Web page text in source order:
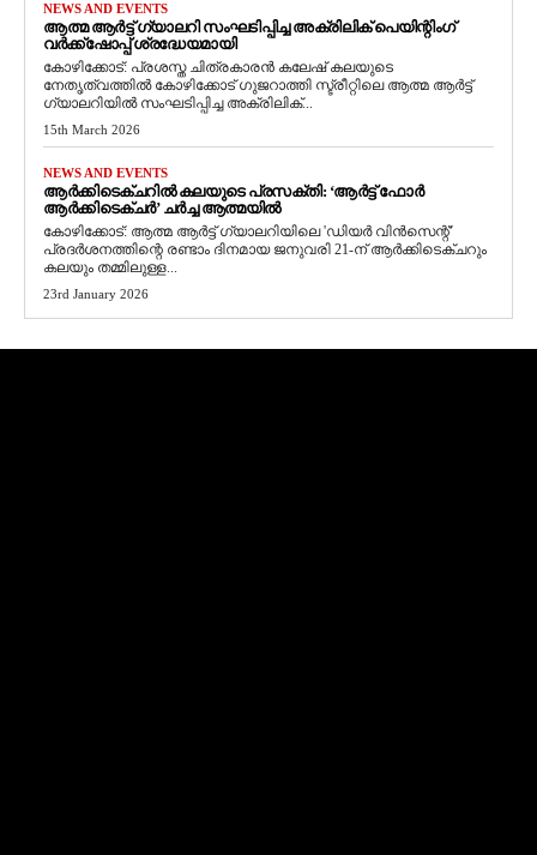
NEWS AND EVENTS
ആത്മ ആർട്ട് ഗ്യാലറി സംഘടിപ്പിച്ച അക്രിലിക് പെയിന്റിംഗ്
വർക്ക്‌ഷോപ്പ് ശ്രദ്ധേയമായി
കോഴിക്കോട്: പ്രശസ്ത ചിത്രകാരൻ കലേഷ് കലയുടെ
നേതൃത്വത്തിൽ കോഴിക്കോട് ഗുജറാത്തി സ്ട്രീറ്റിലെ ആത്മ ആർട്ട്
ഗ്യാലറിയിൽ സംഘടിപ്പിച്ച അക്രിലിക്...
15th March 2026
NEWS AND EVENTS
ആർക്കിടെക്ചറിൽ കലയുടെ പ്രസക്തി: ‘ആർട്ട് ഫോർ
ആർക്കിടെക്ചർ’ ചർച്ച ആത്മയിൽ
​കോഴിക്കോട്: ആത്മ ആർട്ട് ഗ്യാലറിയിലെ 'ഡിയർ വിൻസെന്റ്'
പ്രദർശനത്തിന്റെ രണ്ടാം ദിനമായ ജനുവരി 21-ന് ആർക്കിടെക്ചറും
കലയും തമ്മിലുള്ള...
23rd January 2026